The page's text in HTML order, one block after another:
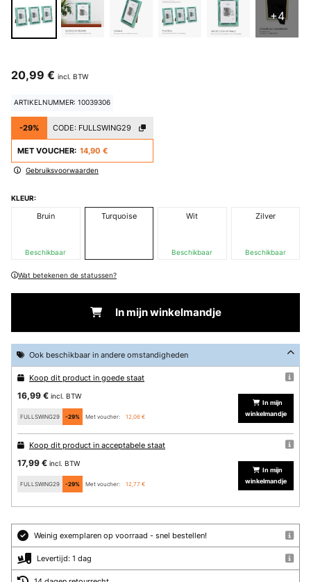
+4
20,99 € incl. BTW
ARTIKELNUMMER: 10039306
-29% CODE: FULLSWING29
MET VOUCHER: 14,90 €
Gebruiksvoorwaarden
KLEUR:
Bruin
Beschikbaar
Turquoise Wit
Beschikbaar
Zilver
Beschikbaar
Wat betekenen de statussen?
In mijn winkelmandje
Ook beschikbaar in andere omstandigheden
Koop dit product in goede staat
16,99 € incl. BTW
FULLSWING29 -29% Met voucher: 12,06 €
In mijn
winkelmandje
Koop dit product in acceptabele staat
17,99 € incl. BTW
FULLSWING29 -29% Met voucher: 12,77 €
In mijn
winkelmandje
Weinig exemplaren op voorraad - snel bestellen!
Levertijd: 1 dag